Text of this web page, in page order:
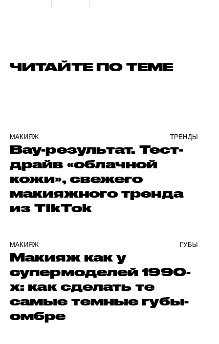
ЧИТАЙТЕ ПО ТЕМЕ
МАКИЯЖ ТРЕНДЫ
Вау-результат. Тест-
драйв «облачной
кожи», свежего
макияжного тренда
из TikTok
МАКИЯЖ ГУБЫ
Макияж как у
супермоделей 1990-
х: как сделать те
самые темные губы-
омбре